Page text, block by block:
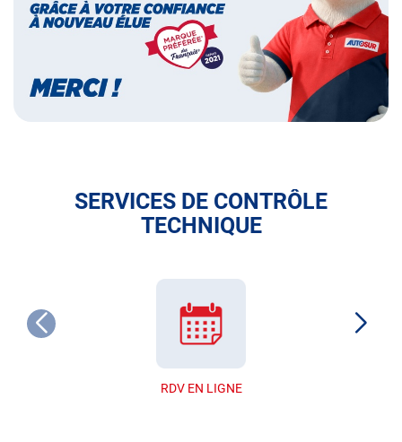
SERVICES DE CONTRÔLE
TECHNIQUE
RDV EN LIGNE